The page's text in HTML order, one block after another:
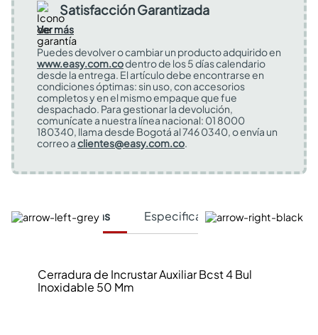
Satisfacción Garantizada
Ver más
Puedes devolver o cambiar un producto adquirido en
www.easy.com.codentro de los 5 días calendario
desde la entrega. El artículo debe encontrarse en
condiciones óptimas: sin uso, con accesorios
completos y en el mismo empaque que fue
despachado. Para gestionar la devolución,
comunícate a nuestra línea nacional: 01 8000
180340, llama desde Bogotá al 746 0340, o envía un
correo aclientes@easy.com.co.
Características Especificaciones Técnicas
Cerradura de Incrustar Auxiliar Bcst 4 Bul
Inoxidable 50 Mm